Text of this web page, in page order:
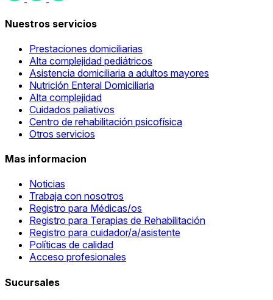
Nuestros servicios
Prestaciones domiciliarias
Alta complejidad pediátricos
Asistencia domiciliaria a adultos mayores
Nutrición Enteral Domiciliaria
Alta complejidad
Cuidados paliativos
Centro de rehabilitación psicofísica
Otros servicios
Mas informacion
Noticias
Trabaja con nosotros
Registro para Médicas/os
Registro para Terapias de Rehabilitación
Registro para cuidador/a/asistente
Políticas de calidad
Acceso profesionales
Sucursales